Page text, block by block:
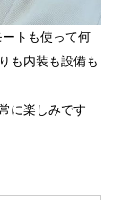
トも使って何
も内装も設備も
に楽しみです